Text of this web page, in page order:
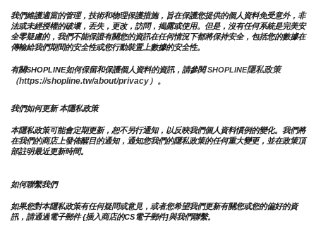
我們維護適當的管理，技術和物理保護措施，旨在保護您提供的個人資料免受意外，非
法或未經授權的破壞，丟失，更改，訪問，揭露或使用。但是，沒有任何系統是完美安
全零疑慮的，我們不能保證有關您的資訊在任何情況下都將保持安全，包括您的數據在
傳輸給我們期間的安全性或您行動裝置上數據的安全性。
有關SHOPLINE如何保留和保護個人資料的資訊，請參閱 SHOPLINE隱私政策
（https://shopline.tw/about/privacy）。
我們如何更新 本隱私政策
本隱私政策可能會定期更新，恕不另行通知，以反映我們個人資料慣例的變化。我們將
在我們的商店上發佈醒目的通知，通知您我們的隱私政策的任何重大變更，並在政策頂
部註明最近更新時間。
如何聯繫我們
如果您對本隱私政策有任何疑問或意見，或者您希望我們更新有關您或您的偏好的資
訊，請通過電子郵件 {插入商店的CS電子郵件]與我們聯繫。